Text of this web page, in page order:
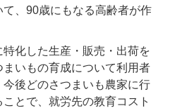
、90歳にもなる高齢者が作
化した生産・販売・出荷を
いもの育成について利用者
後どのさつまいも農家に行
とで、就労先の教育コスト